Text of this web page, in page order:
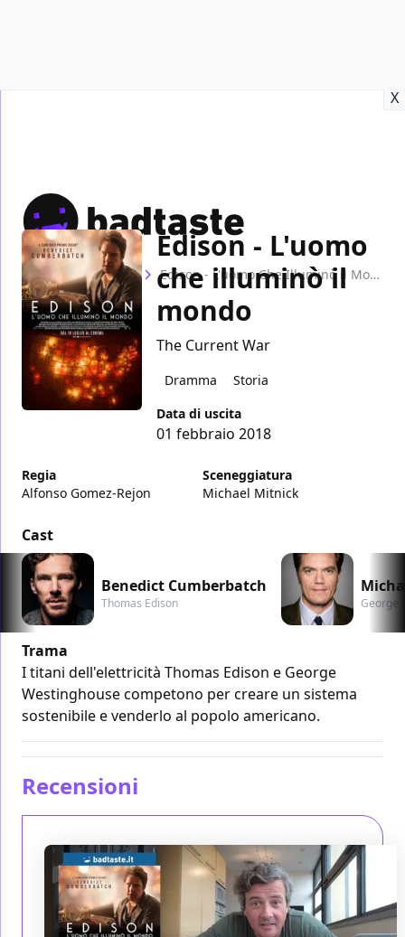
X
Home Film Edison - L'uomo Che Illuminò il Mondo
Edison - L'uomo
che illuminò il
mondo
The Current War
Dramma
Storia
Data di uscita
01 febbraio 2018
Regia
Alfonso Gomez-Rejon
Sceneggiatura
Michael Mitnick
Cast
Benedict Cumberbatch
Thomas Edison George
Trama
I titani dell'elettricità Thomas Edison e George
Westinghouse competono per creare un sistema
sostenibile e venderlo al popolo americano.
Recensioni